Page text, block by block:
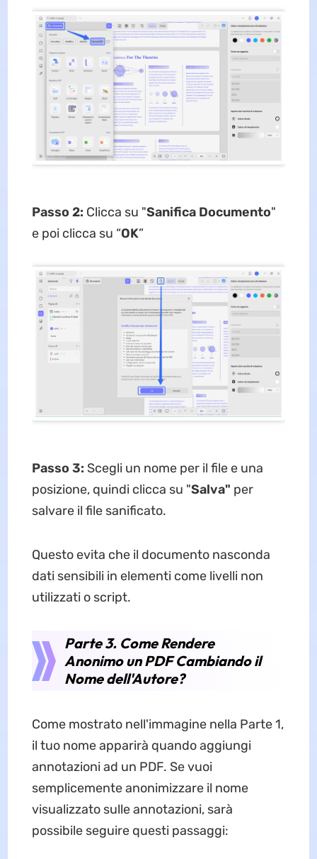
Passo 2: Clicca su "Sanifica Documento"
e poi clicca su “OK”
Passo 3: Scegli un nome per il file e una
posizione, quindi clicca su "Salva" per
salvare il file sanificato.
Questo evita che il documento nasconda
dati sensibili in elementi come livelli non
utilizzati o script.
Parte 3. Come Rendere
Anonimo un PDF Cambiando il
Nome dell'Autore?
Come mostrato nell'immagine nella Parte 1,
il tuo nome apparirà quando aggiungi
annotazioni ad un PDF. Se vuoi
semplicemente anonimizzare il nome
visualizzato sulle annotazioni, sarà
possibile seguire questi passaggi:​​​